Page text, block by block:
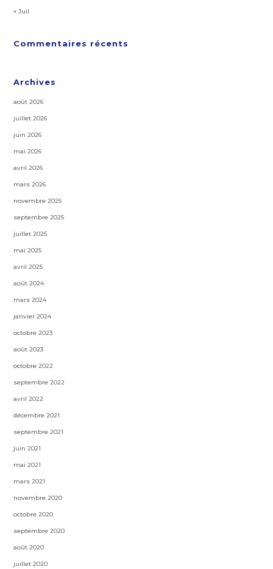
« Juil
Commentaires récents
Archives
août 2026
juillet 2026
juin 2026
mai 2026
avril 2026
mars 2026
novembre 2025
septembre 2025
juillet 2025
mai 2025
avril 2025
août 2024
mars 2024
janvier 2024
octobre 2023
août 2023
octobre 2022
septembre 2022
avril 2022
décembre 2021
septembre 2021
juin 2021
mai 2021
mars 2021
novembre 2020
octobre 2020
septembre 2020
août 2020
juillet 2020